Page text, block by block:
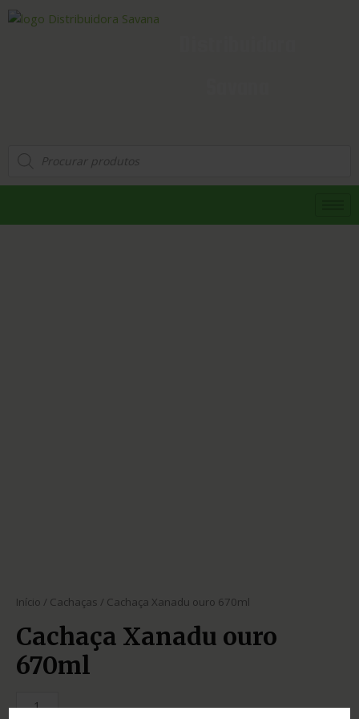
Início / Cachaças / Cachaça Xanadu ouro 670ml
Cachaça Xanadu ouro
670ml